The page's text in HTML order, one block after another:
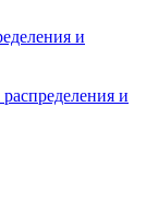
и
и